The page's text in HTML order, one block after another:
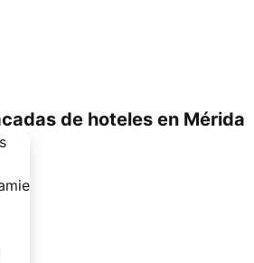
de hoteles en Mérida